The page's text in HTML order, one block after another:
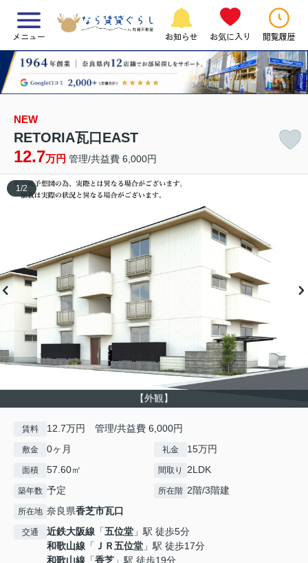
メニュー お知らせ お気に入り 閲覧履歴
NEW
RETORIA瓦口EAST
12.7万円 管理/共益費 6,000円
【外観】
1/2
賃料 12.7万円 管理/共益費 6,000円
敷金 0ヶ月 礼金 15万円
面積 57.60㎡ 間取り 2LDK
築年数 予定 所在階 2階/3階建
所在地 奈良県香芝市瓦口
交通 近鉄大阪線 「五位堂 」駅 徒歩5分
和歌山線 「 ＪＲ五位堂 」駅 徒歩17分
和歌山線 「香芝 」駅 徒歩19分